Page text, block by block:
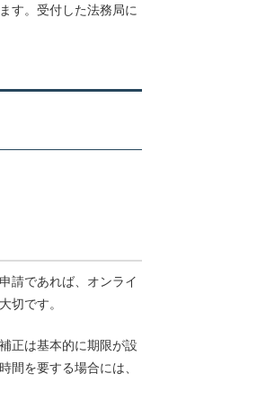
す。受付した法務局に
請であれば、オンライ
切です。
正は基本的に期限が設
間を要する場合には、